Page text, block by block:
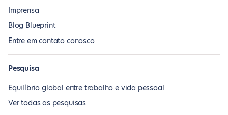
Imprensa
Blog Blueprint
Entre em contato conosco
Pesquisa
Equilíbrio global entre trabalho e vida pessoal
Ver todas as pesquisas